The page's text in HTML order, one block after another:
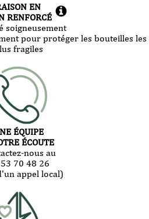
EN
RENFORCÉ
soigneusement
pour protéger les bouteilles les
fragiles
ÉQUIPE
ÉCOUTE
nous au
70 48 26
appel local)